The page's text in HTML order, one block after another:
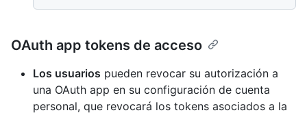
OAuth app tokens de acceso
Los usuarios pueden revocar su autorización a
una OAuth app en su configuración de cuenta
personal, que revocará los tokens asociados a la